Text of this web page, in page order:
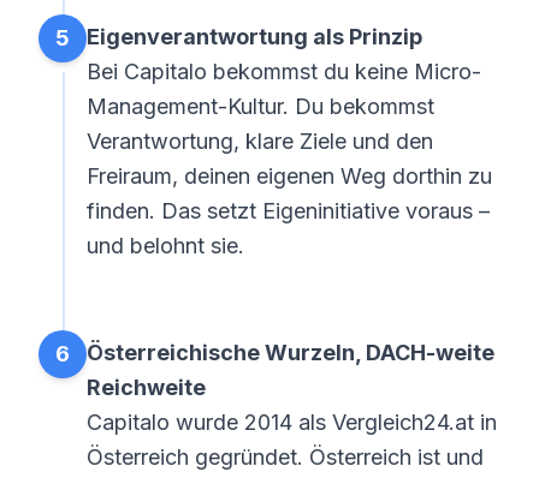
5
Eigenverantwortung als Prinzip
Bei Capitalo bekommst du keine Micro-
Management-Kultur. Du bekommst
Verantwortung, klare Ziele und den
Freiraum, deinen eigenen Weg dorthin zu
finden. Das setzt Eigeninitiative voraus –
und belohnt sie.
6
Österreichische Wurzeln, DACH-weite
Reichweite
Capitalo wurde 2014 als Vergleich24.at in
Österreich gegründet. Österreich ist und